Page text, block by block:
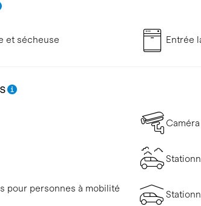
et sécheuse Entrée
pour personnes à mobilité